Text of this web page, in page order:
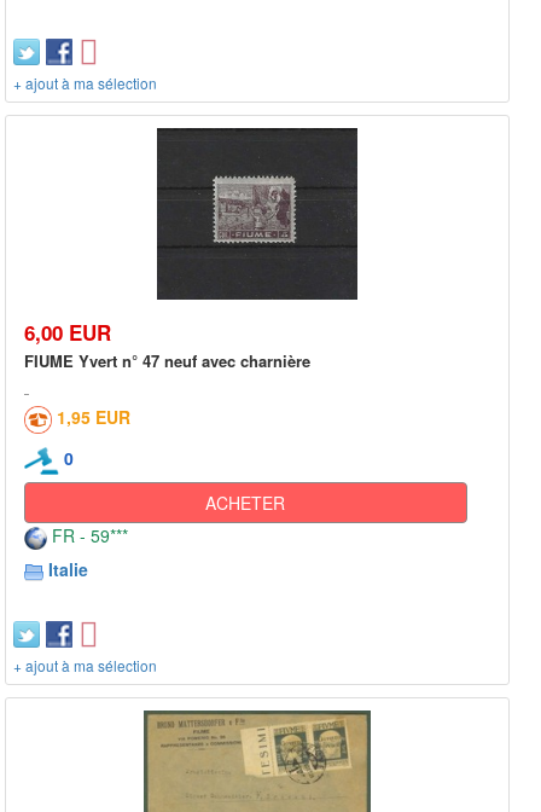
+ ajout à ma sélection
6,00 EUR
FIUME Yvert n° 47 neuf avec charnière
1,95 EUR
0
ACHETER
FR - 59***
Italie
+ ajout à ma sélection